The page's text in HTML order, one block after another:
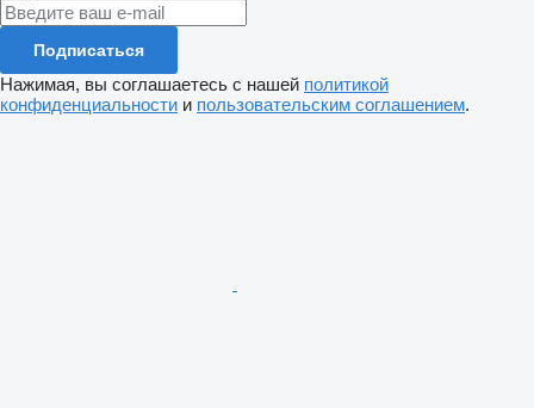
Подписаться
Нажимая, вы соглашаетесь с нашей политикой
конфиденциальности и пользовательским соглашением.